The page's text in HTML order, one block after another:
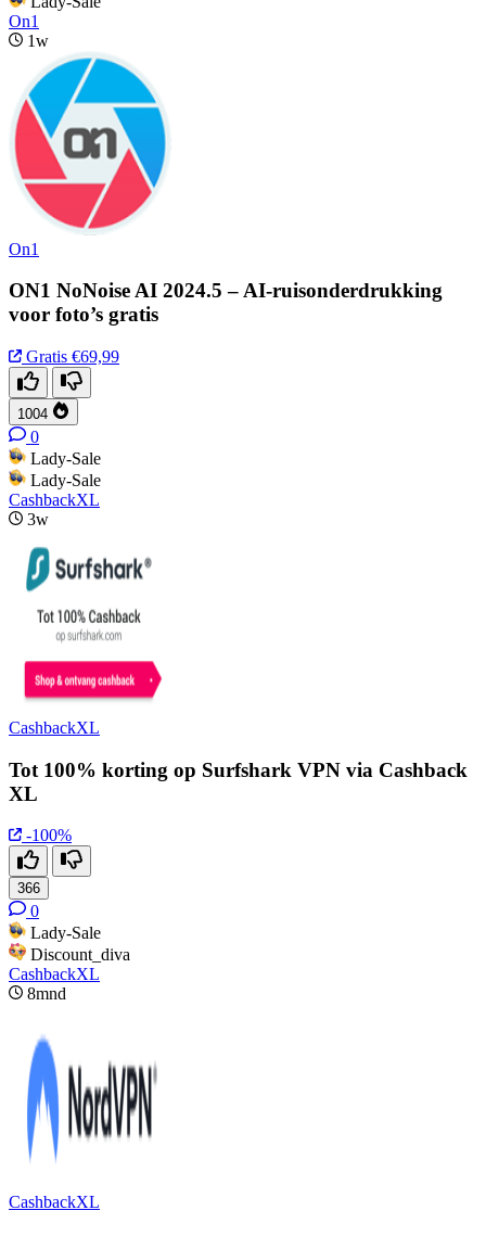
On1
1w
On1
ON1 NoNoise AI 2024.5 – AI-ruisonderdrukking
voor foto’s gratis
Gratis €69,99
1004
0
Lady-Sale
Lady-Sale
CashbackXL
3w
CashbackXL
Tot 100% korting op Surfshark VPN via Cashback
XL
-100%
366
0
Lady-Sale
Discount_diva
CashbackXL
8mnd
CashbackXL